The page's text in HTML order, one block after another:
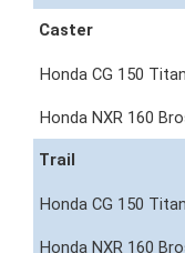
Caster
Trail